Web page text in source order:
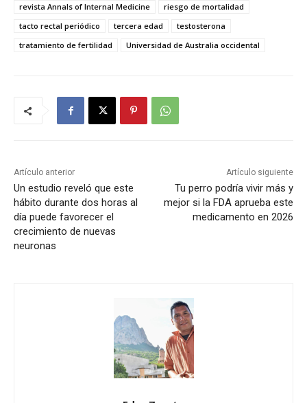
revista Annals of Internal Medicine
riesgo de mortalidad
tacto rectal periódico
tercera edad
testosterona
tratamiento de fertilidad
Universidad de Australia occidental
Artículo anterior
Un estudio reveló que este
hábito durante dos horas al
día puede favorecer el
crecimiento de nuevas
neuronas
Artículo siguiente
Tu perro podría vivir más y
mejor si la FDA aprueba este
medicamento en 2026